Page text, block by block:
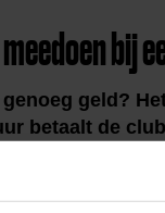
bij
geld?
betaalt de